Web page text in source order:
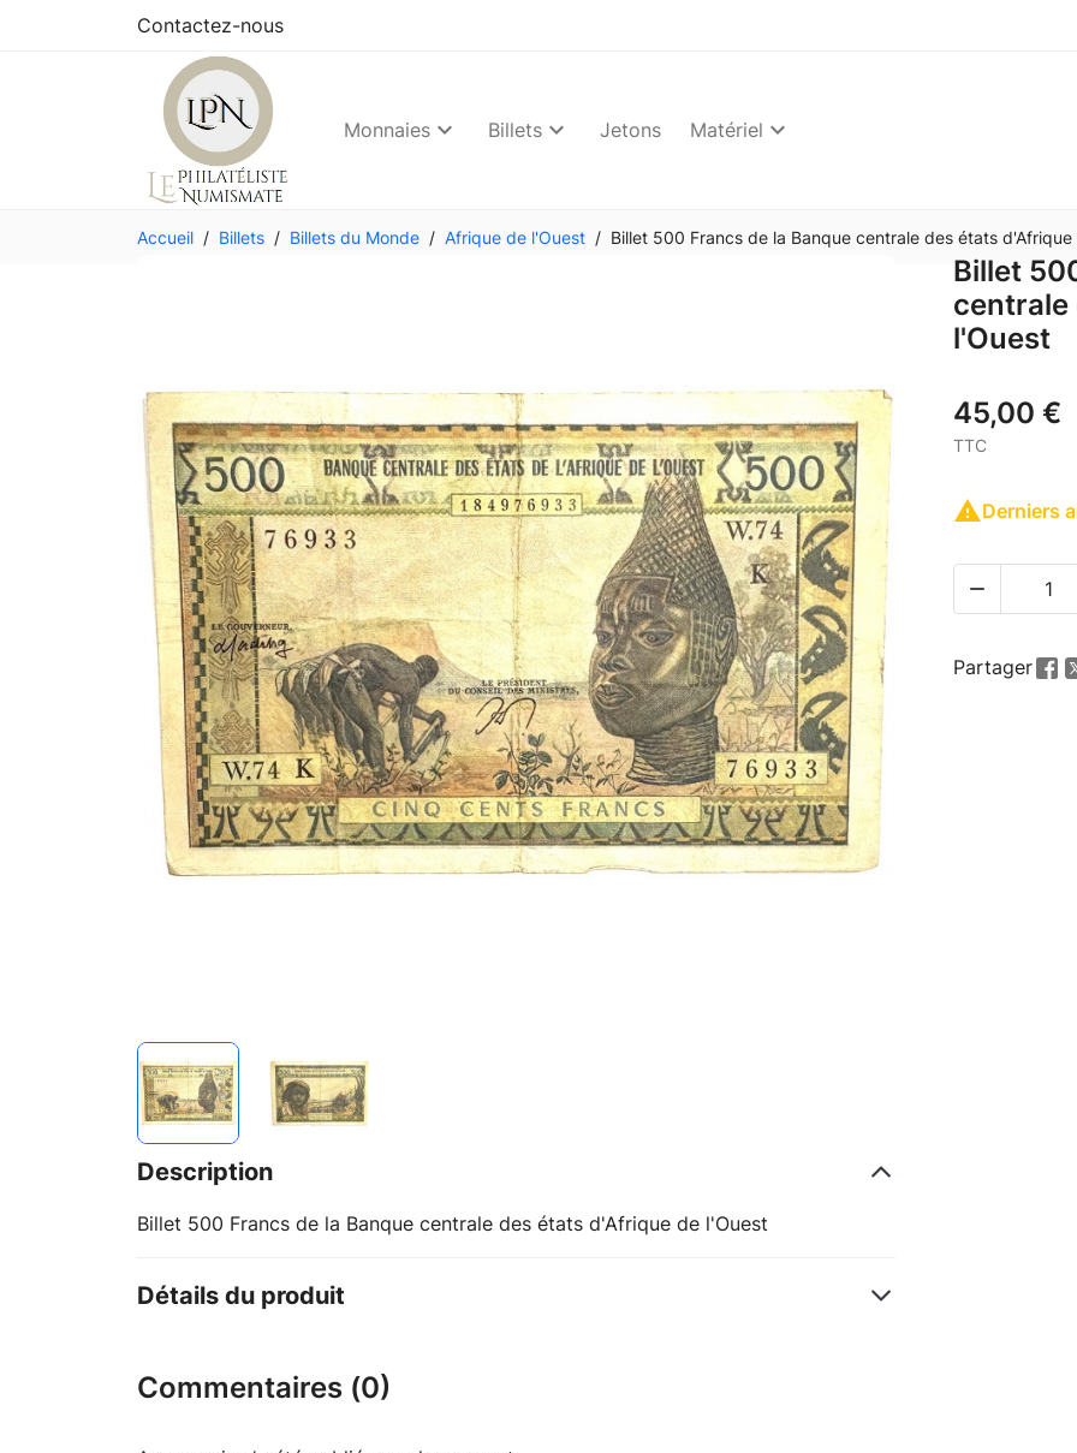
Contactez-nous
Monnaies Billets Jetons Matériel
Accueil Billets Billets du Monde Afrique de l'Ouest Billet 500 Francs de la Banque centrale des états
Billet
centrale
l'Ouest
45,00 €
TTC
 Derniers

Partager
Description
Billet 500 Francs de la Banque centrale des états d'Afrique de l'Ouest
Détails du produit
Commentaires (0)